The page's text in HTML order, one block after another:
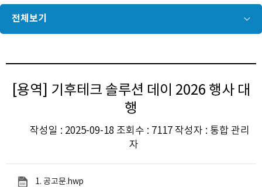
전체보기
[용역] 기후테크 솔루션 데이 2026 행사 대
행
작성일 : 2025-09-18 조회수 : 7117 작성자 : 통합 관리
자
1. 공고문.hwp